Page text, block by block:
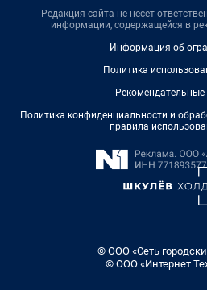
Редакция сайта не несет
информации, содержащейся в
Информация об
Политика
Политика конфиденциальности и
правила
© ООО «Сеть
© ООО «Интернет